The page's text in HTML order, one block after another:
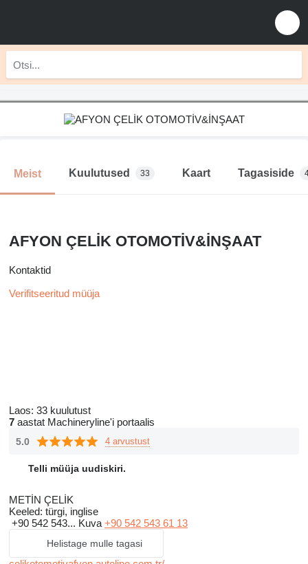
Meist Kuulutused 33 Kaart Tagasiside
AFYON ÇELİK OTOMOTİV&İNŞAAT
Kontaktid
Verifitseeritud müüja
Laos: 33 kuulutust
7 aastat Machineryline'i portaalis
5.0 4 arvustust
Telli müüja uudiskiri.
METİN ÇELİK
Keeled: türgi, inglise
+90 542 543... Kuva +90 542 543 61 13
Helistage mulle tagasi